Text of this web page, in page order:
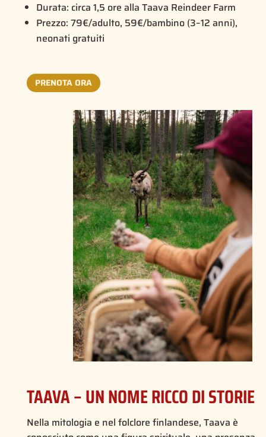
Durata: circa 1,5 ore alla Taava Reindeer Farm
Prezzo: 79€/adulto, 59€/bambino (3–12 anni),
neonati gratuiti
PRENOTA ORA
TAAVA – UN NOME RICCO DI STORIE
Nella mitologia e nel folclore finlandese, Taava è